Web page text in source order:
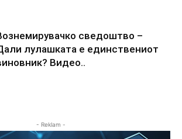
сведоштво –
лулашката е единствениот
Видео..
- Reklam -